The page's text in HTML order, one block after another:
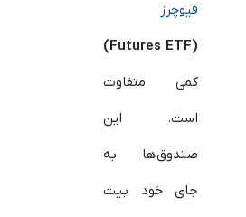
فیوچرز
(
Futures ETF
)
کمی متفاوت
است. این
صندوق‌ها به
جای خود بیت‌